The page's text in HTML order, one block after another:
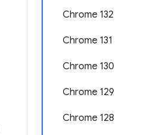
Chrome 132
Chrome 131
Chrome 130
Chrome 129
Chrome 128